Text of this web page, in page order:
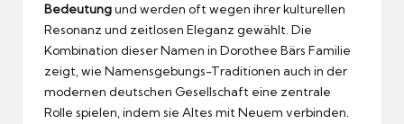
Bedeutungund werden oft wegen ihrer kulturellen
Resonanz und zeitlosen Eleganz gewählt. Die
Kombination dieser Namen in Dorothee Bärs Familie
zeigt, wie Namensgebungs-Traditionen auch in der
modernen deutschen Gesellschaft eine zentrale
Rolle spielen, indem sie Altes mit Neuem verbinden.